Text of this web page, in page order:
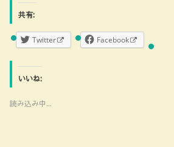
共有:
Twitter Facebook
いいね:
読み込み中...